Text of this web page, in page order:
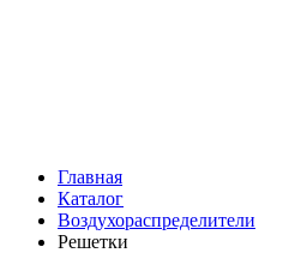
Главная
Каталог
Воздухораспределители
Решетки